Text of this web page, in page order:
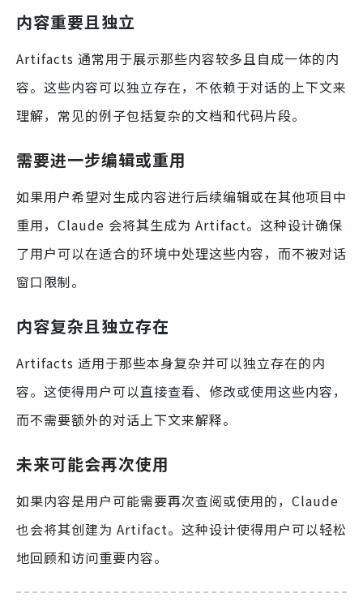
内容重要且独立
Artifacts 通常用于展示那些内容较多且自成一体的内
容。这些内容可以独立存在，不依赖于对话的上下文来
理解，常见的例子包括复杂的文档和代码片段。
需要进一步编辑或重用
如果用户希望对生成内容进行后续编辑或在其他项目中
重用，Claude 会将其生成为 Artifact。这种设计确保
了用户可以在适合的环境中处理这些内容，而不被对话
窗口限制。
内容复杂且独立存在
Artifacts 适用于那些本身复杂并可以独立存在的内
容。这使得用户可以直接查看、修改或使用这些内容，
而不需要额外的对话上下文来解释。
未来可能会再次使用
如果内容是用户可能需要再次查阅或使用的，Claude
也会将其创建为 Artifact。这种设计使得用户可以轻松
地回顾和访问重要内容。